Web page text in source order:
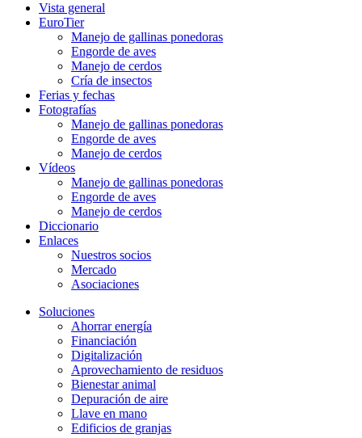
Vista general
EuroTier
Manejo de gallinas ponedoras
Engorde de aves
Manejo de cerdos
Cría de insectos
Ferias y fechas
Fotografías
Manejo de gallinas ponedoras
Engorde de aves
Manejo de cerdos
Vídeos
Manejo de gallinas ponedoras
Engorde de aves
Manejo de cerdos
Diccionario
Enlaces
Nuestros socios
Mercado
Asociaciones
Soluciones
Ahorrar energía
Financiación
Digitalización
Aprovechamiento de residuos
Bienestar animal
Depuración de aire
Llave en mano
Edificios de granjas